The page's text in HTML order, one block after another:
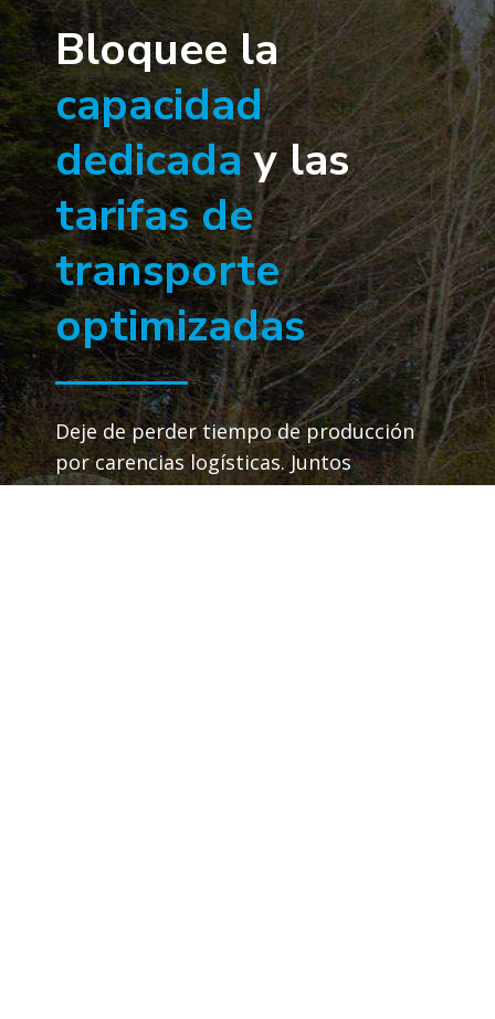
Bloquee la
capacidad
dedicaday las
tarifas de
transporte
optimizadas
Deje de perder tiempo de producción
por carencias logísticas. Juntos
podemos mantener sus máquinas y